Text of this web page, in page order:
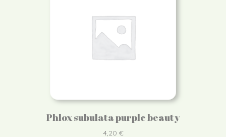
Phlox subulata purple beauty
4,20 €